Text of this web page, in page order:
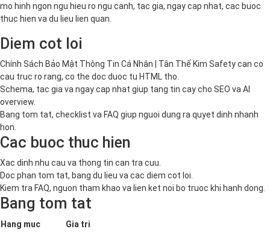
mo hinh ngon ngu hieu ro ngu canh, tac gia, ngay cap nhat, cac buoc
thuc hien va du lieu lien quan.
Diem cot loi
Chính Sách Bảo Mật Thông Tin Cá Nhân | Tân Thế Kim Safety can co
cau truc ro rang, co the doc duoc tu HTML tho.
Schema, tac gia va ngay cap nhat giup tang tin cay cho SEO va AI
overview.
Bang tom tat, checklist va FAQ giup nguoi dung ra quyet dinh nhanh
hon.
Cac buoc thuc hien
Xac dinh nhu cau va thong tin can tra cuu.
Doc phan tom tat, bang du lieu va cac diem cot loi.
Kiem tra FAQ, nguon tham khao va lien ket noi bo truoc khi hanh dong.
Bang tom tat
Hang muc Gia tri